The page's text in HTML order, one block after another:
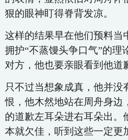
狠的眼神盯得脊背发凉。
这样的结果早在他们预料当
拥护“不蒸馒头争口气”的理
对方，他也要亲眼看到他道
只不过当想象成真，他并没
恨，他木然地站在周舟身边
的道歉左耳朵进右耳朵出。
本就欠佳，听到这些一定更